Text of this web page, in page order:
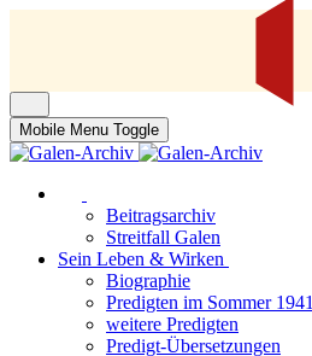
Mobile Menu Toggle
Beitragsarchiv
Streitfall Galen
Sein Leben & Wirken
Biographie
Predigten im Sommer 1941
weitere Predigten
Predigt-Übersetzungen